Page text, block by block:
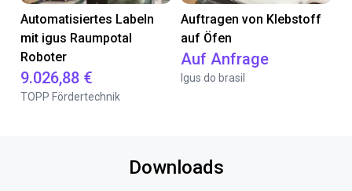
Automatisiertes Labeln
mit igus Raumpotal
Roboter
9.026,88 €
TOPP Fördertechnik
Auftragen von Klebstoff
auf Öfen
Auf Anfrage
Igus do brasil
Downloads